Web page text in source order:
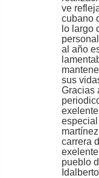
ve
cubano
lo largo
al año
sus
Gracias
carrera
pueblo